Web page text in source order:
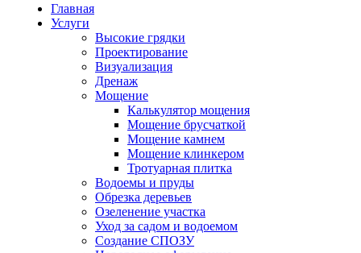
Главная
Услуги
Высокие грядки
Проектирование
Визуализация
Дренаж
Мощение
Калькулятор мощения
Мощение брусчаткой
Мощение камнем
Мощение клинкером
Тротуарная плитка
Водоемы и пруды
Обрезка деревьев
Озеленение участка
Уход за садом и водоемом
Создание СПОЗУ